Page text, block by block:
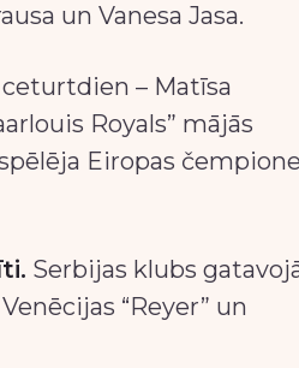
un Vanesa Jasa.
– Matīsa
Royals” mājās
Eiropas
Serbijas klubs
“Reyer” un